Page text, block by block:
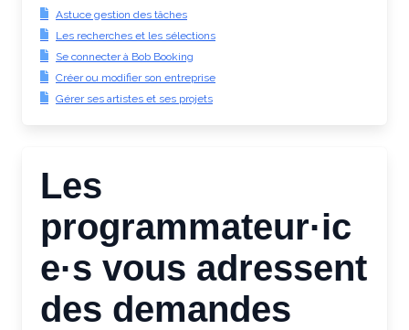
Astuce gestion des tâches
Les recherches et les sélections
Se connecter à Bob Booking
Créer ou modifier son entreprise
Gérer ses artistes et ses projets
Les
programmateur·ic
e·s vous adressent
des demandes